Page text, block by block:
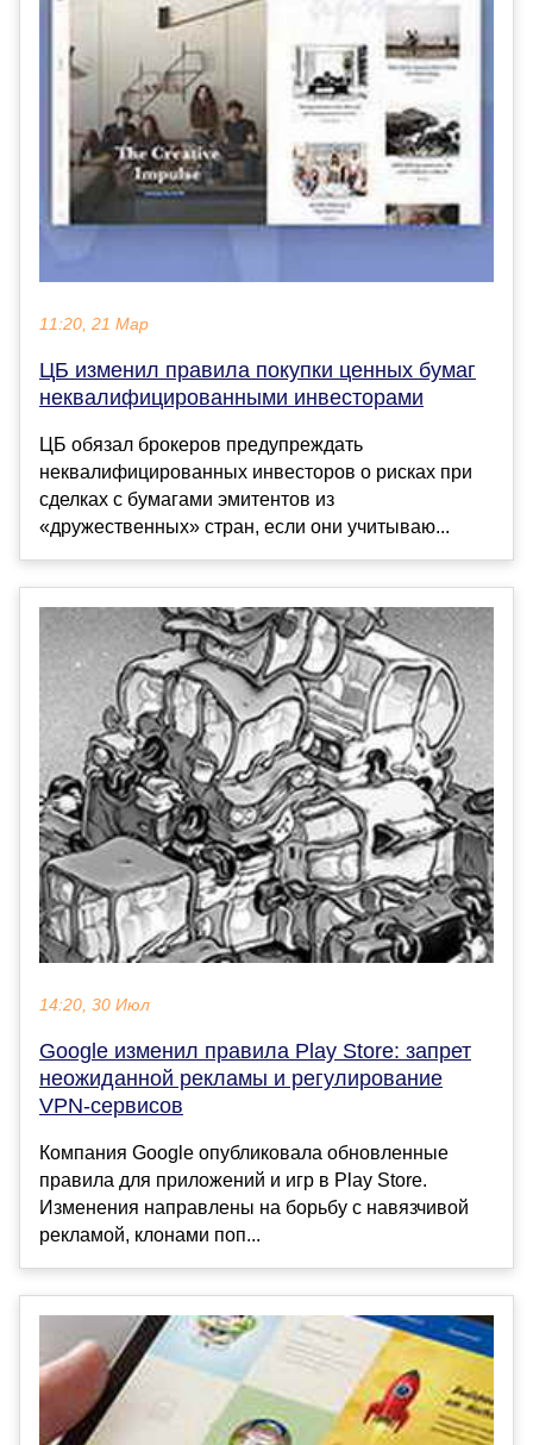
11:20, 21 Мар
ЦБ изменил правила покупки ценных бумаг
неквалифицированными инвесторами
ЦБ обязал брокеров предупреждать
неквалифицированных инвесторов о рисках при
сделках с бумагами эмитентов из
«дружественных» стран, если они учитываю...
14:20, 30 Июл
Google изменил правила Play Store: запрет
неожиданной рекламы и регулирование
VPN-сервисов
Компания Google опубликовала обновленные
правила для приложений и игр в Play Store.
Изменения направлены на борьбу с навязчивой
рекламой, клонами поп...